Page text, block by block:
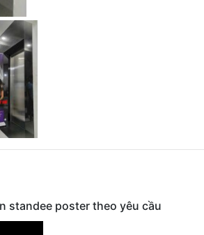
standee poster theo yêu cầu